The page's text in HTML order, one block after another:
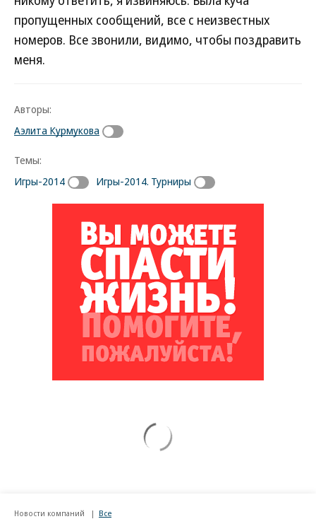
пропущенных сообщений, все с неизвестных
номеров. Все звонили, видимо, чтобы поздравить
меня.
Авторы:
Аэлита Курмукова
Темы:
Игры-2014
Игры-2014. Турниры
Новости компаний Все